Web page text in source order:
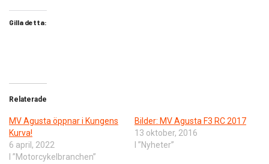
Gilla detta:
Relaterade
MV Agusta öppnar i Kungens
Kurva!
6 april, 2022
I ”Motorcykelbranchen”
Bilder: MV Agusta F3 RC 2017
13 oktober, 2016
I ”Nyheter”